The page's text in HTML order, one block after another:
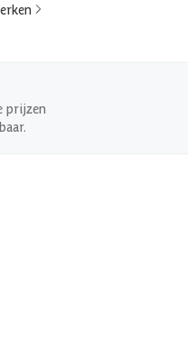
prijzen